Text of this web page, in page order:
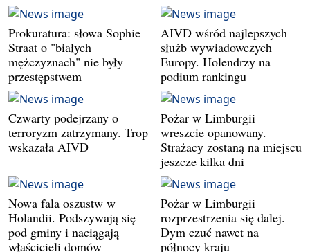
Prokuratura: słowa Sophie
Straat o "białych
mężczyznach" nie były
przestępstwem
AIVD wśród najlepszych
służb wywiadowczych
Europy. Holendrzy na
podium rankingu
Czwarty podejrzany o
terroryzm zatrzymany. Trop
wskazała AIVD
Pożar w Limburgii
wreszcie opanowany.
Strażacy zostaną na miejscu
jeszcze kilka dni
Nowa fala oszustw w
Holandii. Podszywają się
pod gminy i naciągają
właścicieli domów
Pożar w Limburgii
rozprzestrzenia się dalej.
Dym czuć nawet na
północy kraju